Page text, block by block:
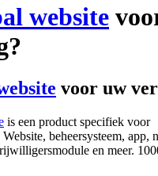
website
voor uw
is een product specifiek voor
beheersysteem, app,
en meer.